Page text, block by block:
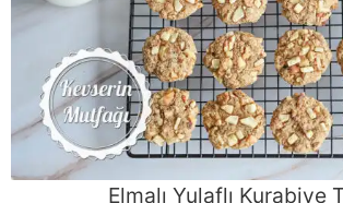
Elmalı Yulaflı Kurabiye